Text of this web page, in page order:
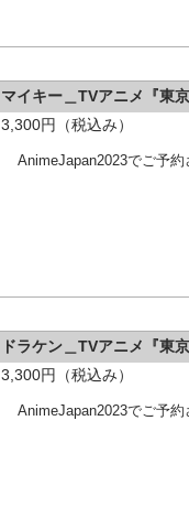
マイキー＿TVアニメ『東
3,300円（税込み）
AnimeJapan2023でご予
ドラケン＿TVアニメ『東
3,300円（税込み）
AnimeJapan2023でご予